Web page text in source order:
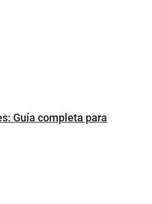
Guía completa para